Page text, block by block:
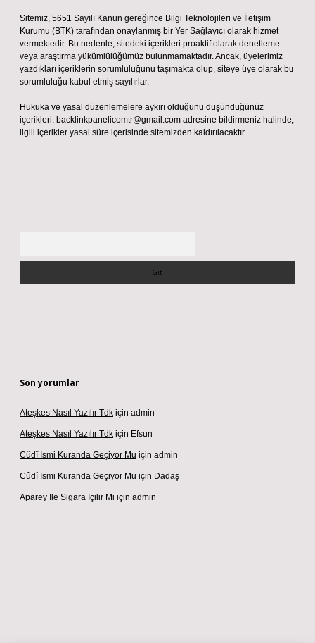
Sitemiz, 5651 Sayılı Kanun gereğince Bilgi Teknolojileri ve İletişim
Kurumu (BTK) tarafından onaylanmış bir Yer Sağlayıcı olarak hizmet
vermektedir. Bu nedenle, sitedeki içerikleri proaktif olarak denetleme
veya araştırma yükümlülüğümüz bulunmamaktadır. Ancak, üyelerimiz
yazdıkları içeriklerin sorumluluğunu taşımakta olup, siteye üye olarak bu
sorumluluğu kabul etmiş sayılırlar.
Hukuka ve yasal düzenlemelere aykırı olduğunu düşündüğünüz
içerikleri, backlinkpanelicomtr@gmail.com adresine bildirmeniz halinde,
ilgili içerikler yasal süre içerisinde sitemizden kaldırılacaktır.
Son yorumlar
Ateşkes Nasıl Yazılır Tdk için admin
Ateşkes Nasıl Yazılır Tdk için Efsun
Cûdî Ismi Kuranda Geçiyor Mu için admin
Cûdî Ismi Kuranda Geçiyor Mu için Dadaş
Aparey Ile Sigara Içilir Mi için admin